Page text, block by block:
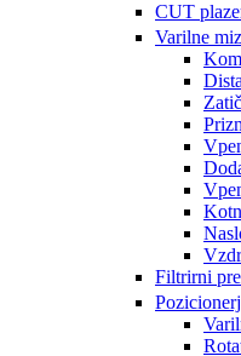
CUT
Varilne
Filtrirni